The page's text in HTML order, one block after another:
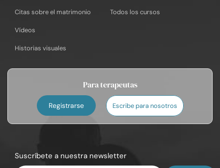
Citas sobre el matrimonio
Vídeos
Historias visuales
Todos los cursos
Para terapeutas
Registrarse Escribe para nosotros
Suscríbete a nuestra newsletter